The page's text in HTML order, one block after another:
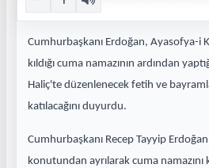
Cumhurbaşkanı Erdoğan, Ayasofya-i
kıldığı cuma namazının ardından
Haliç'te düzenlenecek fetih ve
katılacağını duyurdu.
Cumhurbaşkanı Recep Tayyip
konutundan ayrılarak cuma